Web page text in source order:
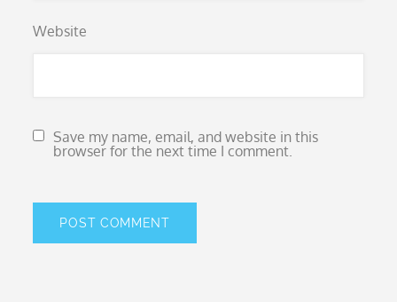
Website
Save my name, email, and website in this
browser for the next time I comment.